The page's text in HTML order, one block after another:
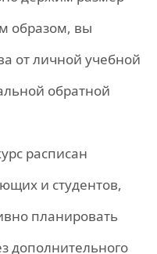
образом, вы
от личной учебной
обратной
расписан
и студентов,
планировать
дополнительного